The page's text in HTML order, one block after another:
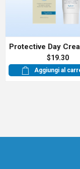
Protective Day
$19.30
Aggiungi al